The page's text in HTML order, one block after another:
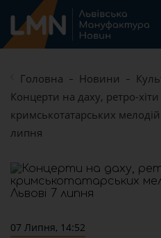
Головна Новини
Концерти на даху, ретро-
кримськотатарських
липня
07 Липня, 14:52